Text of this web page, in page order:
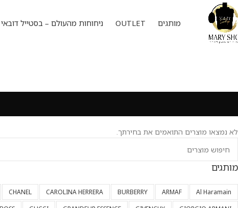
מותגים OUTLET ניחוחות מהעולם – בסטייל דובאי
לא נמצאו מוצרים התואמים את בחירתך.
מותגים
Al Haramain
ARMAF
BURBERRY
CAROLINA HERRERA
CHANEL